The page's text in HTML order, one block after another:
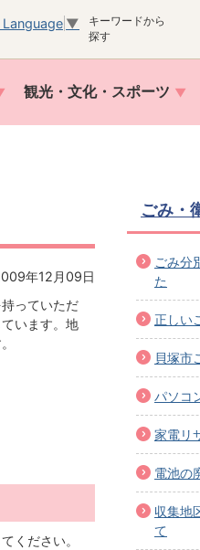
Language ▼
キーワードから
探す
観光・文化・スポーツ
年12月09日
っていただ
います。地
ください。
ごみ・
ごみ分
た
正しい
貝塚市
パソコ
家電リ
電池の
収集地
て